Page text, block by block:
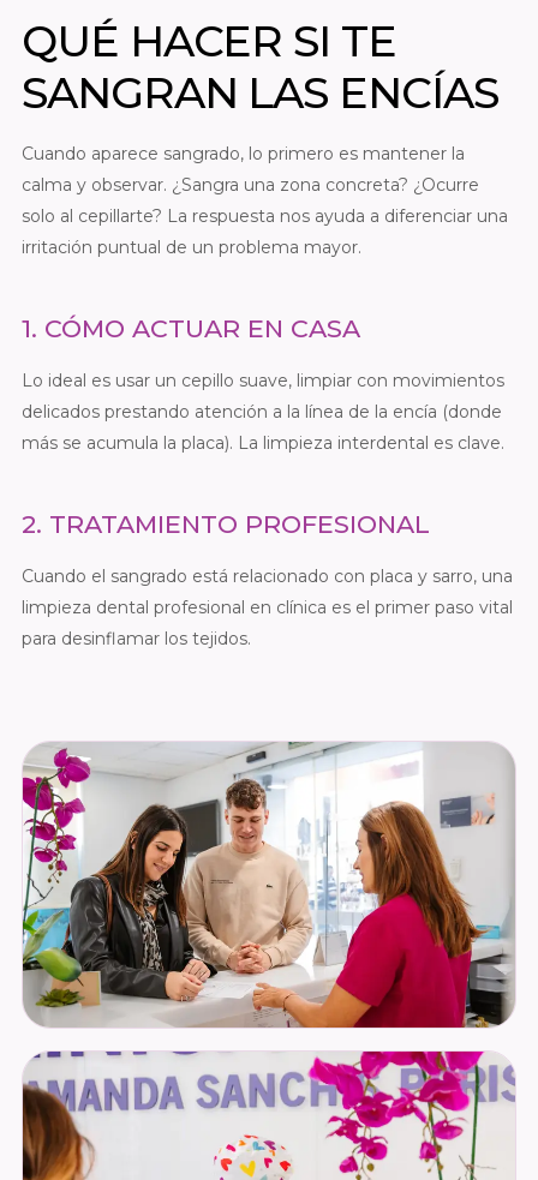
QUÉ HACER SI TE
SANGRAN LAS ENCÍAS
Cuando aparece sangrado, lo primero es mantener la
calma y observar. ¿Sangra una zona concreta? ¿Ocurre
solo al cepillarte? La respuesta nos ayuda a diferenciar una
irritación puntual de un problema mayor.
1. CÓMO ACTUAR EN CASA
Lo ideal es usar un cepillo suave, limpiar con movimientos
delicados prestando atención a la línea de la encía (donde
más se acumula la placa). La limpieza interdental es clave.
2. TRATAMIENTO PROFESIONAL
Cuando el sangrado está relacionado con placa y sarro, una
limpieza dental profesional en clínica es el primer paso vital
para desinflamar los tejidos.